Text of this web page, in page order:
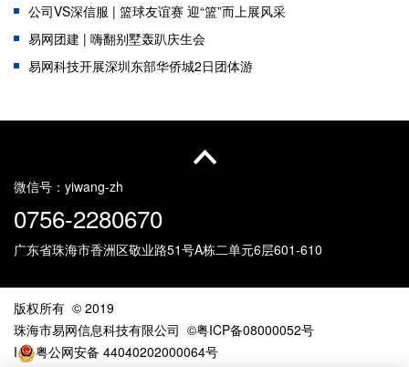
公司VS深信服 | 篮球友谊赛 迎“篮”而上展风采
易网团建 | 嗨翻别墅轰趴庆生会
易网科技开展深圳东部华侨城2日团体游
2021公司全体员工团建活动精彩回顾
微信号： yiwang-zh
0756-2280670
广东省珠海市香洲区敬业路51号A栋二单元6层601-610
版权所有 © 2019
珠海市易网信息科技有限公司 ©粤ICP备08000052号
I
粤公网安备 44040202000064号